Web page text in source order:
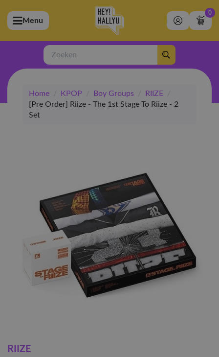
(Artiesten)
(Merchandise)
(Exclusive)
(Winkel)
Menu
0
Zoeken
Home / KPOP / Boy Groups / RIIZE
/
[Pre Order] Riize - The 1st Stage To Riize - 2
Set
RIIZE